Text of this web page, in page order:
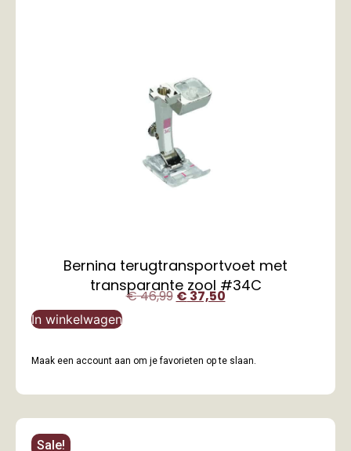
Bernina terugtransportvoet met
transparante zool #34C
€46,99 €37,50
In winkelwagen
Maak een account aan om je favorieten op te slaan.
Sale!